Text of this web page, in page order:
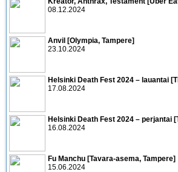
08.12.2024
Anvil [Olympia, Tampere]
23.10.2024
Helsinki Death Fest 2024 – lauantai
17.08.2024
Helsinki Death Fest 2024 – perjantai
16.08.2024
Fu Manchu [Tavara-asema, Tampere]
15.06.2024